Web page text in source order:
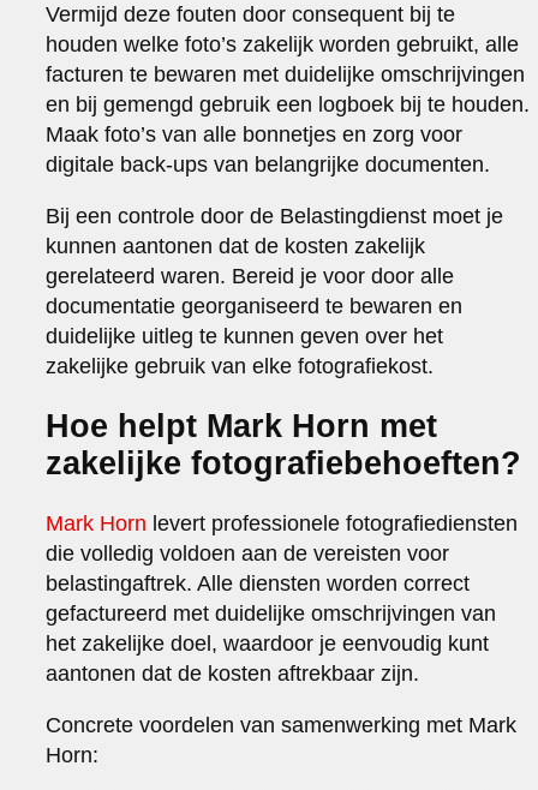
Vermijd deze fouten door consequent bij te
houden welke foto’s zakelijk worden gebruikt, alle
facturen te bewaren met duidelijke omschrijvingen
en bij gemengd gebruik een logboek bij te houden.
Maak foto’s van alle bonnetjes en zorg voor
digitale back-ups van belangrijke documenten.
Bij een controle door de Belastingdienst moet je
kunnen aantonen dat de kosten zakelijk
gerelateerd waren. Bereid je voor door alle
documentatie georganiseerd te bewaren en
duidelijke uitleg te kunnen geven over het
zakelijke gebruik van elke fotografiekost.
Hoe helpt Mark Horn met
zakelijke fotografiebehoeften?
Mark Horn levert professionele fotografiediensten
die volledig voldoen aan de vereisten voor
belastingaftrek. Alle diensten worden correct
gefactureerd met duidelijke omschrijvingen van
het zakelijke doel, waardoor je eenvoudig kunt
aantonen dat de kosten aftrekbaar zijn.
Concrete voordelen van samenwerking met Mark
Horn: